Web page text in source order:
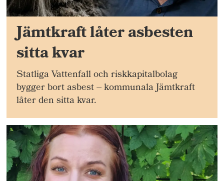
Jämtkraft låter asbesten
sitta kvar
Statliga Vattenfall och riskkapitalbolag
bygger bort asbest – kommunala Jämtkraft
låter den sitta kvar.